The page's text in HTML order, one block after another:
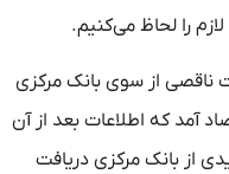
را لحاظ می‌کنیم.
فقط در سال ۱۳۹۶ اطلاعات ناقصی از سوی بانک مرکزی
آمد که اطلاعات بعد از آن
از بانک مرکزی دریافت